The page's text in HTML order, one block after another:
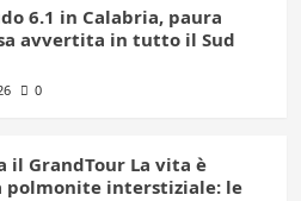
6.1 in Calabria, paura
avvertita in tutto il Sud
0
il GrandTour La vita è
polmonite interstiziale: le